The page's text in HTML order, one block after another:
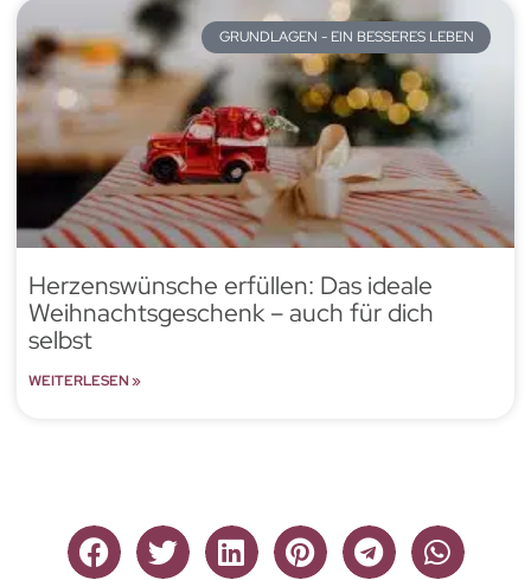
GRUNDLAGEN - EIN BESSERES LEBEN
Herzenswünsche erfüllen: Das ideale
Weihnachtsgeschenk – auch für dich
selbst
WEITERLESEN »